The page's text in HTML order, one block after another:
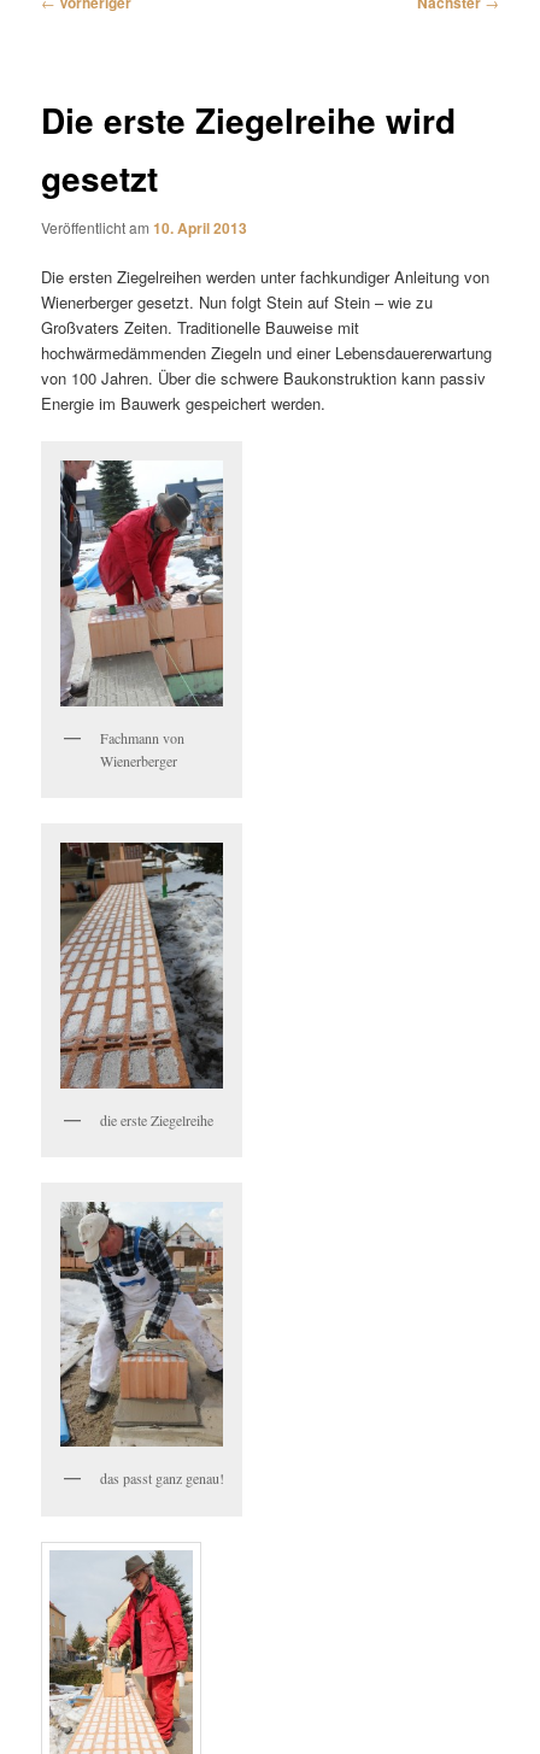
Die erste Ziegelreihe wird
gesetzt
Veröffentlicht am10. April 2013
Die ersten Ziegelreihen werden unter fachkundiger Anleitung von
Wienerberger gesetzt. Nun folgt Stein auf Stein – wie zu
Großvaters Zeiten. Traditionelle Bauweise mit
hochwärmedämmenden Ziegeln und einer Lebensdauererwartung
von 100 Jahren. Über die schwere Baukonstruktion kann passiv
Energie im Bauwerk gespeichert werden.
Fachmann von
Wienerberger
die erste Ziegelreihe
das passt ganz genau!